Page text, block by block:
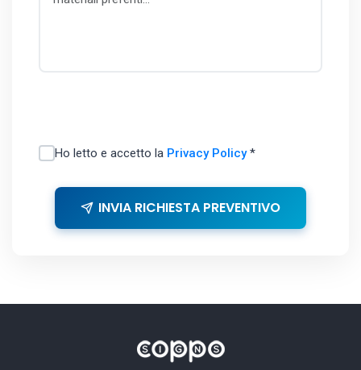
Ho letto e accetto la Privacy Policy*
INVIA RICHIESTA PREVENTIVO